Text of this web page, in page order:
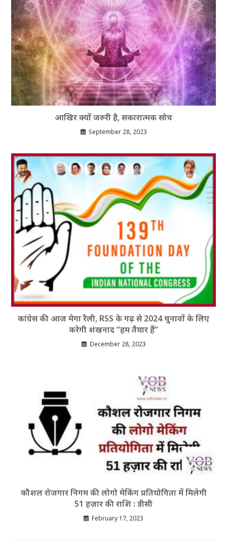
आखिर क्यों जरुरी है, सकारात्मक सोच
September 28, 2023
कांग्रेस की आज मेगा रैली, RSS के गढ़ से 2024 चुनावों के लिए
करेगी शंखनाद “हम तैयार हैं”
December 28, 2023
कौशल रोजगार निगम की लोगो मेकिंग प्रतियोगिता में मिलेगी
51 हज़ार की राशि : डीसी
February 17, 2023